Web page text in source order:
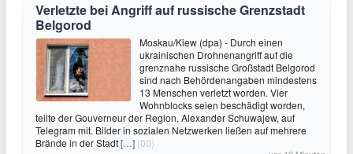
Verletzte bei Angriff auf russische Grenzstadt
Belgorod
Moskau/Kiew (dpa) - Durch einen
ukrainischen Drohnenangriff auf die
grenznahe russische Großstadt Belgorod
sind nach Behördenangaben mindestens
13 Menschen verletzt worden. Vier
Wohnblocks seien beschädigt worden,
teilte der Gouverneur der Region, Alexander Schuwajew, auf
Telegram mit. Bilder in sozialen Netzwerken ließen auf mehrere
Brände in der Stadt[…] (00)